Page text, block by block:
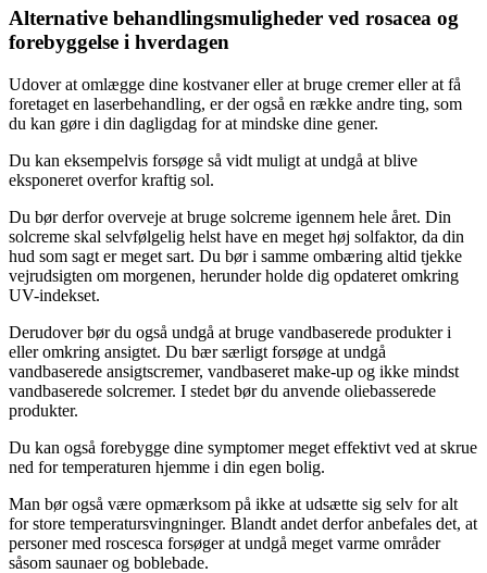
Alternative behandlingsmuligheder ved rosacea og
forebyggelse i hverdagen
Udover at omlægge dine kostvaner eller at bruge cremer eller at få
foretaget en laserbehandling, er der også en række andre ting, som
du kan gøre i din dagligdag for at mindske dine gener.
Du kan eksempelvis forsøge så vidt muligt at undgå at blive
eksponeret overfor kraftig sol.
Du bør derfor overveje at bruge solcreme igennem hele året. Din
solcreme skal selvfølgelig helst have en meget høj solfaktor, da din
hud som sagt er meget sart. Du bør i samme ombæring altid tjekke
vejrudsigten om morgenen, herunder holde dig opdateret omkring
UV-indekset.
Derudover bør du også undgå at bruge vandbaserede produkter i
eller omkring ansigtet. Du bær særligt forsøge at undgå
vandbaserede ansigtscremer, vandbaseret make-up og ikke mindst
vandbaserede solcremer. I stedet bør du anvende oliebasserede
produkter.
Du kan også forebygge dine symptomer meget effektivt ved at skrue
ned for temperaturen hjemme i din egen bolig.
Man bør også være opmærksom på ikke at udsætte sig selv for alt
for store temperatursvingninger. Blandt andet derfor anbefales det, at
personer med roscesca forsøger at undgå meget varme områder
såsom saunaer og boblebade.